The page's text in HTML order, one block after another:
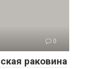
0
раковина